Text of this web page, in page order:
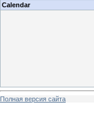
Calendar
Полная версия сайта